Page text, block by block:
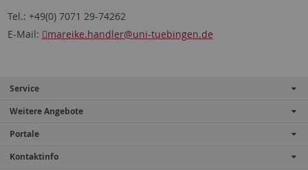
Tel.: +49(0) 7071 29-74262
E-Mail:
mareike.handler@uni-tuebingen.de
Service
Weitere Angebote
Portale
Kontaktinfo